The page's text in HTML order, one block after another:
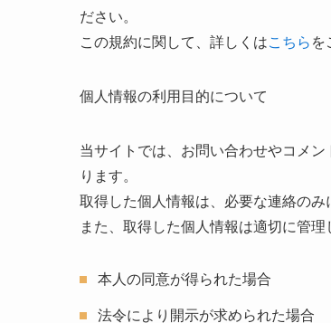
ださい。
この規約に関して、詳しくはこちら を
個人情報の利用目的について
当サイトでは、お問い合わせやコメ
ります。
取得した個人情報は、必要な連絡の
また、取得した個人情報は適切に管
本人の同意が得られた場合
法令により開示が求められた場合